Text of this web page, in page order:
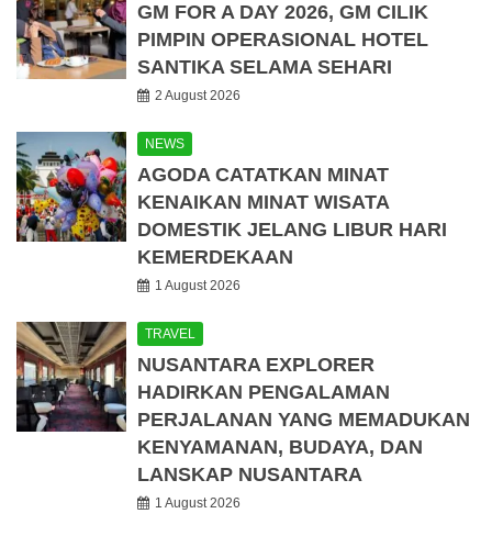
GM FOR A DAY 2026, GM CILIK
PIMPIN OPERASIONAL HOTEL
SANTIKA SELAMA SEHARI
2 August 2026
NEWS
AGODA CATATKAN MINAT
KENAIKAN MINAT WISATA
DOMESTIK JELANG LIBUR HARI
KEMERDEKAAN
1 August 2026
TRAVEL
NUSANTARA EXPLORER
HADIRKAN PENGALAMAN
PERJALANAN YANG MEMADUKAN
KENYAMANAN, BUDAYA, DAN
LANSKAP NUSANTARA
1 August 2026